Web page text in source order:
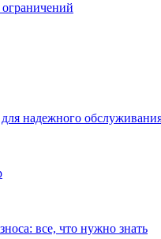
надежного
все, что нужно знать